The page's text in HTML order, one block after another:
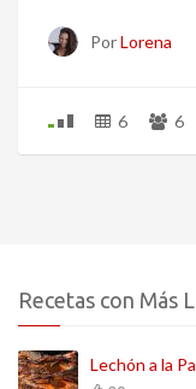
PorLorena
6 6
Recetas con Más
Lechón a la